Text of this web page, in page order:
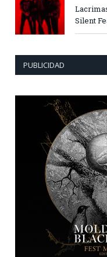
Silent
PUBLICIDAD